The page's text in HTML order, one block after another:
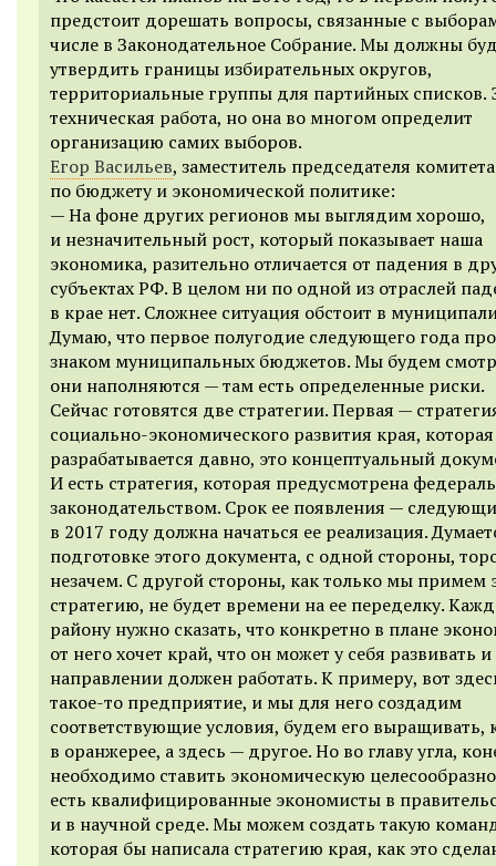
предстоит дорешать вопросы, связанные с
числе в Законодательное Собрание. Мы должны
утвердить границы избирательных округов,
территориальные группы для партийных списков.
техническая работа, но она во многом определит
организацию самих выборов.
Егор Васильев, заместитель председателя комитета
по бюджету и экономической политике:
— На фоне других регионов мы выглядим хорошо,
и незначительный рост, который показывает наша
экономика, разительно отличается от падения в
субъектах РФ. В целом ни по одной из отраслей
в крае нет. Сложнее ситуация обстоит в
Думаю, что первое полугодие следующего года
знаком муниципальных бюджетов. Мы будем
они наполняются — там есть определенные риски.
Сейчас готовятся две стратегии. Первая —
социально-экономического развития края, которая
разрабатывается давно, это концептуальный
И есть стратегия, которая предусмотрена
законодательством. Срок ее появления —
в 2017 году должна начаться ее реализация.
подготовке этого документа, с одной стороны,
незачем. С другой стороны, как только мы примем
стратегию, не будет времени на ее переделку.
району нужно сказать, что конкретно в плане
от него хочет край, что он может у себя развивать
направлении должен работать. К примеру, вот
такое-то предприятие, и мы для него создадим
соответствующие условия, будем его выращивать,
в оранжерее, а здесь — другое. Но во главу угла,
необходимо ставить экономическую
есть квалифицированные экономисты в
и в научной среде. Мы можем создать такую
которая бы написала стратегию края, как это